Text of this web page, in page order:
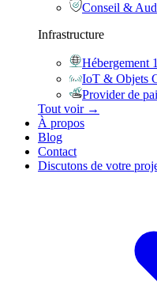
Conseil &
Infrastructure
Hébergement
IoT & Objets
Provider de
Tout voir →
À propos
Blog
Contact
Discutons de votre